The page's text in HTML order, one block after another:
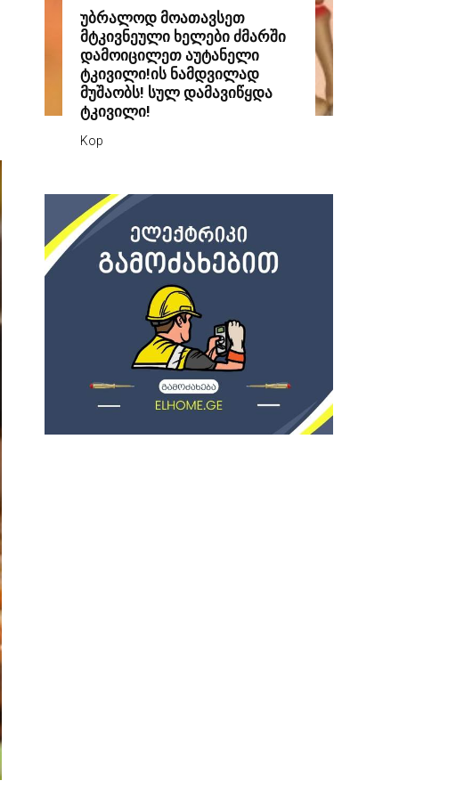
უბრალოდ მოათავსეთ
მტკივნეული ხელები ძმარში
დამოიცილეთ აუტანელი
ტკივილი!ის ნამდვილად
მუშაობს! სულ დამავიწყდა
ტკივილი!
Kop